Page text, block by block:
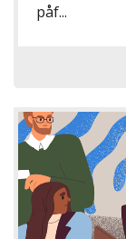
påf...